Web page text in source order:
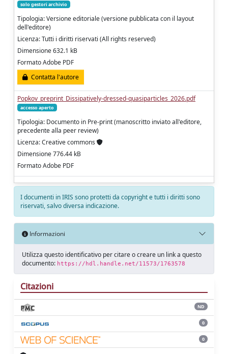
solo gestori archivio
Tipologia: Versione editoriale (versione pubblicata con il layout
dell'editore)
Licenza: Tutti i diritti riservati (All rights reserved)
Dimensione 632.1 kB
Formato Adobe PDF
Contatta l'autore
Popkov_preprint_Dissipatively-dressed-quasiparticles_2026.pdf
accesso aperto
Tipologia: Documento in Pre-print (manoscritto inviato all'editore,
precedente alla peer review)
Licenza: Creative commons
Dimensione 776.44 kB
Formato Adobe PDF
I documenti in IRIS sono protetti da copyright e tutti i diritti sono
riservati, salvo diversa indicazione.
Informazioni
Utilizza questo identificativo per citare o creare un link a questo
documento: https://hdl.handle.net/11573/1763578
Citazioni
ND
0
0